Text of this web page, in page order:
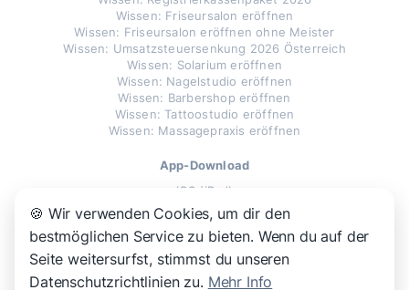
Wissen: Friseursalon eröffnen
Wissen: Friseursalon eröffnen ohne Meister
Wissen: Umsatzsteuersenkung 2026 Österreich
Wissen: Solarium eröffnen
Wissen: Nagelstudio eröffnen
Wissen: Barbershop eröffnen
Wissen: Tattoostudio eröffnen
Wissen: Massagepraxis eröffnen
App-Download
iOS (iPad)
Android
Windows
MacOS
🍪 Wir verwenden Cookies, um dir den
bestmöglichen Service zu bieten. Wenn du auf der
Seite weitersurfst, stimmst du unseren
Datenschutzrichtlinien zu. Mehr Info